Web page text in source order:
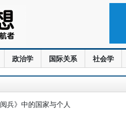
政治学 国际关系 社会学
兵》中的国家与个人